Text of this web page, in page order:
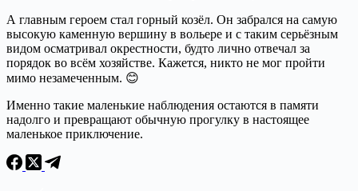
А главным героем стал горный козёл. Он забрался на самую
высокую каменную вершину в вольере и с таким серьёзным
видом осматривал окрестности, будто лично отвечал за
порядок во всём хозяйстве. Кажется, никто не мог пройти
мимо незамеченным. 😊
Именно такие маленькие наблюдения остаются в памяти
надолго и превращают обычную прогулку в настоящее
маленькое приключение.